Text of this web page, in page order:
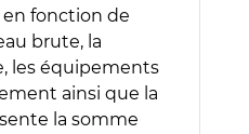
en fonction de
brute, la
les équipements
ainsi que la
la somme